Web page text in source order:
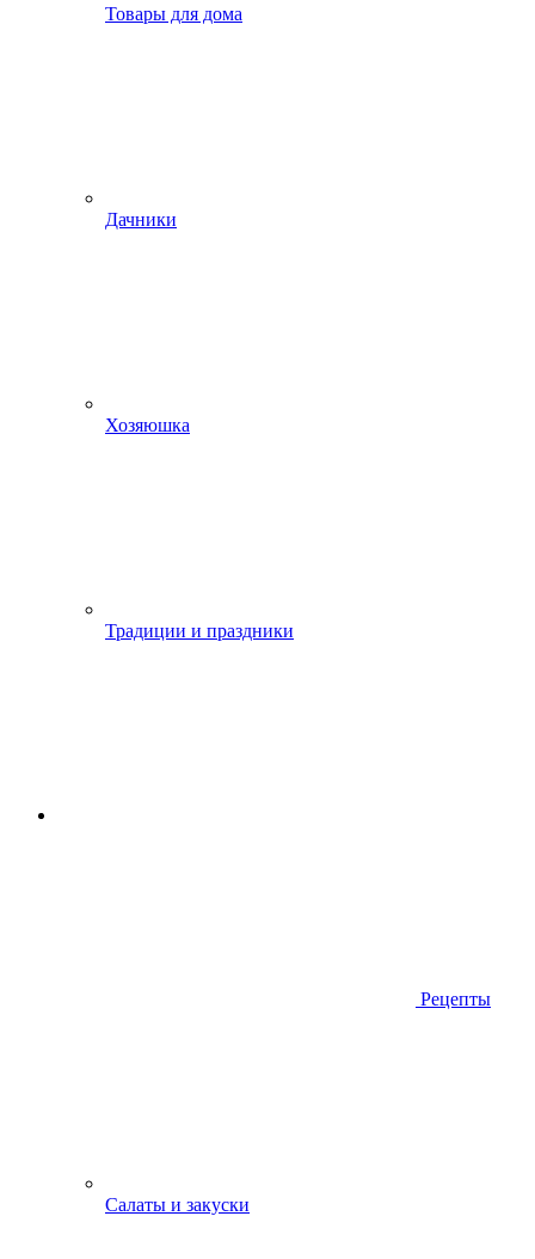
Товары для дома
Дачники
Хозяюшка
Традиции и праздники
Рецепты
Салаты и закуски